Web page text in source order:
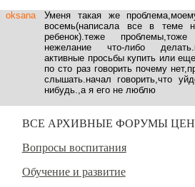
oksana
Уменя такая же
восемь(написала все в теме
ребенок).теже
нежелание что-либо
активные просьбы купить или
по сто раз говорить почему
слышать.начал говорить,что
нибудь.,а я его не люблю
ВСЕ АРХИВНЫЕ ФОРУМЫ
Вопросы воспитания
Обучение и развитие